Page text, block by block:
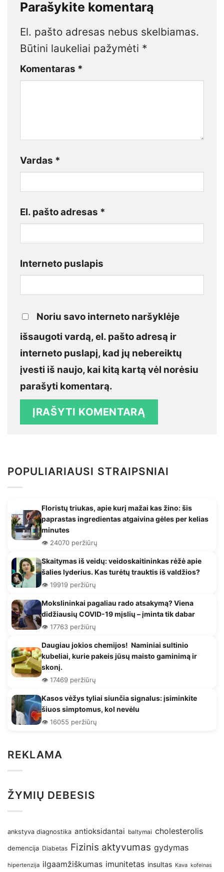
Parašykite komentarą
El. pašto adresas nebus skelbiamas.
Būtini laukeliai pažymėti *
Komentaras *
Vardas *
El. pašto adresas *
Interneto puslapis
Noriu savo interneto naršyklėje
išsaugoti vardą, el. pašto adresą ir
interneto puslapį, kad jų nebereiktų
įvesti iš naujo, kai kitą kartą vėl norėsiu
parašyti komentarą.
POPULIARIAUSI STRAIPSNIAI
Floristų triukas, apie kurį mažai kas žino: šis
paprastas ingredientas atgaivina gėles per kelias
minutes
👁️ 24070 peržiūrų
Skaitymas iš veidų: veidoskaitininkas rėžė apie
šalies lyderius. Kas turėtų trauktis iš valdžios?
👁️ 19919 peržiūrų
Mokslininkai pagaliau rado atsakymą? Viena
didžiausių COVID-19 mįslių – įminta tik dabar
👁️ 17763 peržiūrų
Daugiau jokios chemijos! Naminiai sultinio
kubeliai, kurie pakeis jūsų maisto gaminimą ir
skonį.
👁️ 17469 peržiūrų
Kasos vėžys tyliai siunčia signalus: įsiminkite
šiuos simptomus, kol nevėlu
👁️ 16055 peržiūrų
REKLAMA
ŽYMIŲ DEBESIS
ankstyva diagnostika antioksidantai baltymai cholesterolis
demencija Diabetas Fizinis aktyvumas gydymas
hipertenzija ilgaamžiškumas imunitetas insultas Kava kofeinas